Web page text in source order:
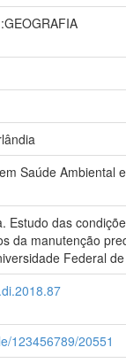
Saúde Ambiental
Estudo das
da manutenção
Federal
123456789/20551